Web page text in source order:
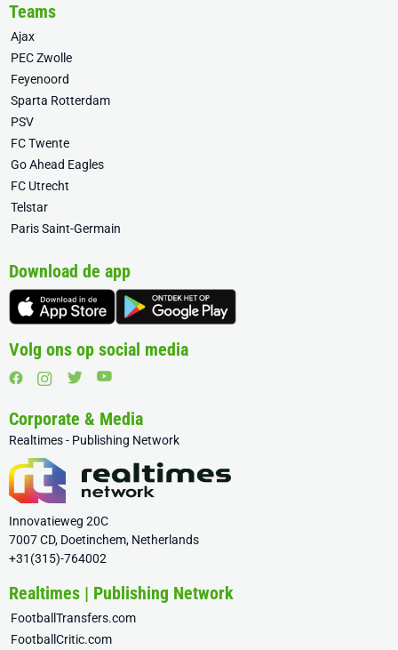
Teams
Ajax
PEC Zwolle
Feyenoord
Sparta Rotterdam
PSV
FC Twente
Go Ahead Eagles
FC Utrecht
Telstar
Paris Saint-Germain
Download de app
Volg ons op social media
Corporate & Media
Realtimes - Publishing Network
Innovatieweg 20C
7007 CD, Doetinchem, Netherlands
+31(315)-764002
Realtimes | Publishing Network
FootballTransfers.com
FootballCritic.com